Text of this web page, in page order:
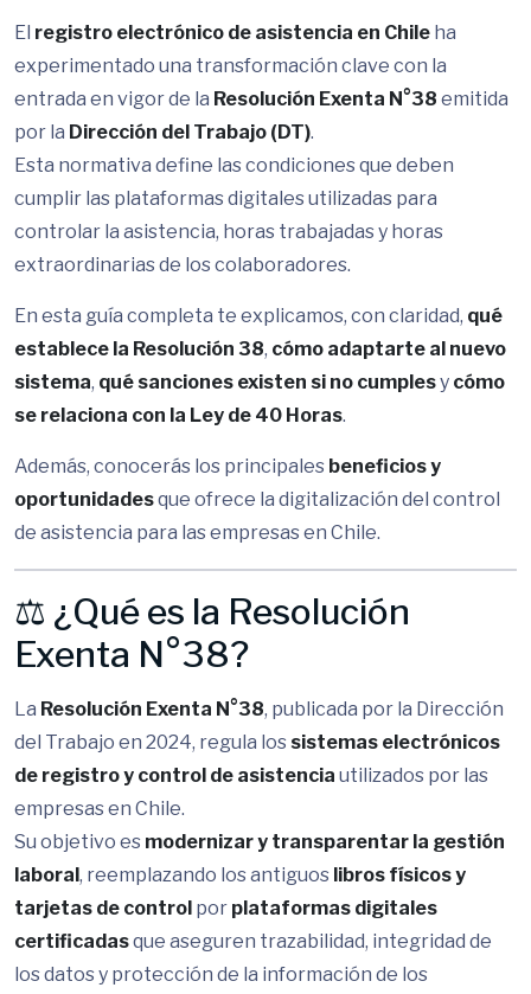
El registro electrónico de asistencia en Chile ha
experimentado una transformación clave con la
entrada en vigor de la Resolución Exenta N°38 emitida
por la Dirección del Trabajo (DT).
Esta normativa define las condiciones que deben
cumplir las plataformas digitales utilizadas para
controlar la asistencia, horas trabajadas y horas
extraordinarias de los colaboradores.
En esta guía completa te explicamos, con claridad, qué
establece la Resolución 38, cómo adaptarte al nuevo
sistema, qué sanciones existen si no cumplesy cómo
se relaciona con la Ley de 40 Horas.
Además, conocerás los principales beneficios y
oportunidadesque ofrece la digitalización del control
de asistencia para las empresas en Chile.
⚖️ ¿Qué es la Resolución
Exenta N°38?
La Resolución Exenta N°38, publicada por la Dirección
del Trabajo en 2024, regula los sistemas electrónicos
de registro y control de asistencia utilizados por las
empresas en Chile.
Su objetivo es modernizar y transparentar la gestión
laboral, reemplazando los antiguos libros físicos y
tarjetas de control por plataformas digitales
certificadasque aseguren trazabilidad, integridad de
los datos y protección de la información de los